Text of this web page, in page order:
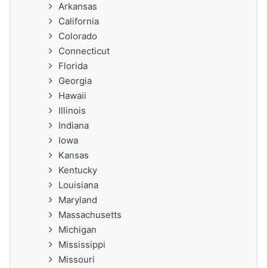
Arkansas
California
Colorado
Connecticut
Florida
Georgia
Hawaii
Illinois
Indiana
Iowa
Kansas
Kentucky
Louisiana
Maryland
Massachusetts
Michigan
Mississippi
Missouri